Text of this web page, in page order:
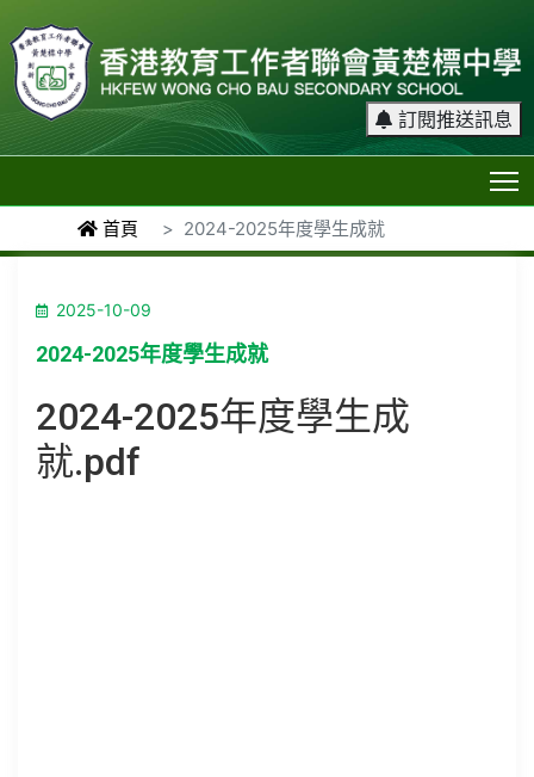
訂閱推送訊息
首頁 2024-2025年度學生成就
2025-10-09
2024-2025年度學生成就
2024-2025年度學生成
就.pdf